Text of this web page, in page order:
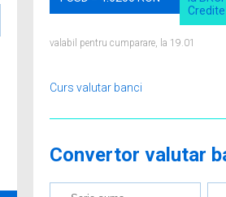
valabil pentru cumparare, la 19.01
Curs valutar banci
Convertor valutar